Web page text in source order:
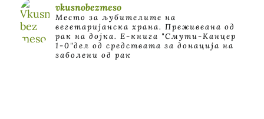
vkusnobezmeso
Место за љубителите на
вегетаријанска храна. Преживеана од
рак на дојка. E-книга "Смути-Канцер
1-0"дел од средствата за донација на
заболени од рак